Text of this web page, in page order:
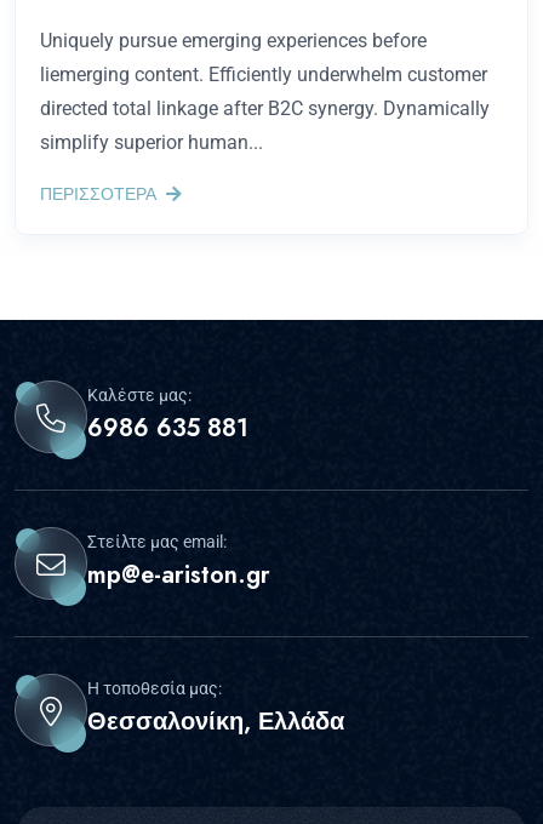
Uniquely pursue emerging experiences before
liemerging content. Efficiently underwhelm customer
directed total linkage after B2C synergy. Dynamically
simplify superior human...
ΠΕΡΙΣΣΟΤΕΡΑ
Καλέστε μας:
6986 635 881
Στείλτε μας email:
mp@e-ariston.gr
Η τοποθεσία μας:
Θεσσαλονίκη, Ελλάδα